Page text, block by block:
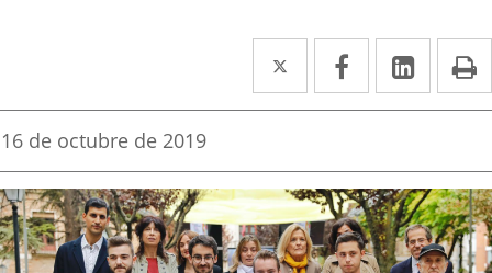
Twitter
Enlace
a
aplicación
externa.
Facebook
Enlace
a
aplicación
externa.
Enlace
a
Fecha
la
noticia
16 de octubre de 2019